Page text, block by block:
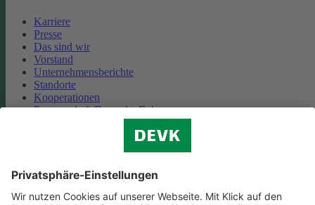
Karriere
Presse
Das sind wir
Vorstand
Unternehmensberichte
Standorte
Kooperationen
Partnerschaft Deutsche Bahn